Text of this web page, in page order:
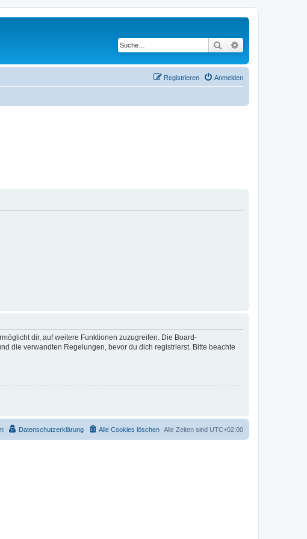
Suche
Anmelden
Registrieren
dir, auf weitere Funktionen zuzugreifen. Die Board-
die verwandten Regelungen, bevor du dich registrierst. Bitte beachte
Alle Zeiten sind UTC+02:00
Alle Cookies löschen
Datenschutzerklärung